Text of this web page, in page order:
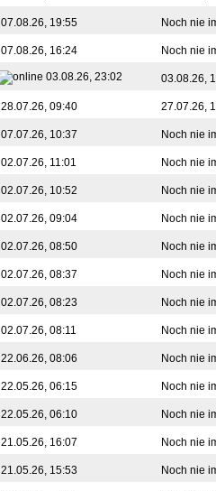
07.08.26, 19:55 Noch nie
07.08.26, 16:24 Noch nie
03.08.26, 23:02 03.08.26,
28.07.26, 09:40 27.07.26,
07.07.26, 10:37 Noch nie
02.07.26, 11:01 Noch nie
02.07.26, 10:52 Noch nie
02.07.26, 09:04 Noch nie
02.07.26, 08:50 Noch nie
02.07.26, 08:37 Noch nie
02.07.26, 08:23 Noch nie
02.07.26, 08:11 Noch nie
22.06.26, 08:06 Noch nie
22.05.26, 06:15 Noch nie
22.05.26, 06:10 Noch nie
21.05.26, 16:07 Noch nie
21.05.26, 15:53 Noch nie